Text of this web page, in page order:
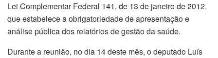
Lei Complementar Federal 141, de 13 de janeiro de 2012,
que estabelece a obrigatoriedade de apresentação e
análise pública dos relatórios de gestão da saúde.
Durante a reunião, no dia 14 deste mês, o deputado Luís